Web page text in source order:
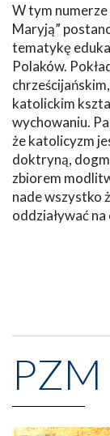
W tym
Maryją”
tematykę
Polaków.
katolickim
wychowaniu.
że katolicyzm
doktryną,
zbiorem
nade wszystko
oddziaływać na